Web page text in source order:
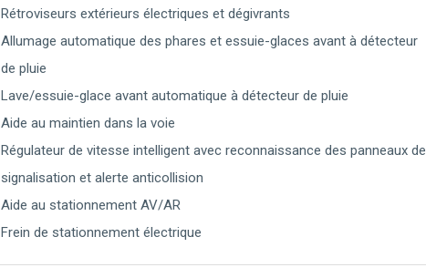
Rétroviseurs extérieurs électriques et dégivrants
Allumage automatique des phares et essuie-glaces avant à détecteur
de pluie
Lave/essuie-glace avant automatique à détecteur de pluie
Aide au maintien dans la voie
Régulateur de vitesse intelligent avec reconnaissance des panneaux de
signalisation et alerte anticollision
Aide au stationnement AV/AR
Frein de stationnement électrique